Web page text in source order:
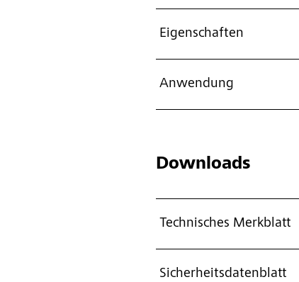
Eigenschaften
Anwendung
Downloads
Technisches Merkblatt
Sicherheitsdatenblatt